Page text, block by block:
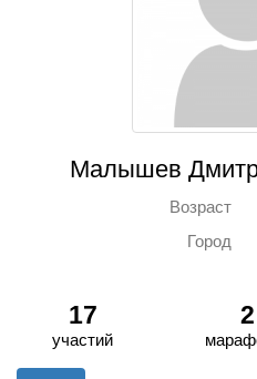
Малышев
Возраст
Город
17
участий
2